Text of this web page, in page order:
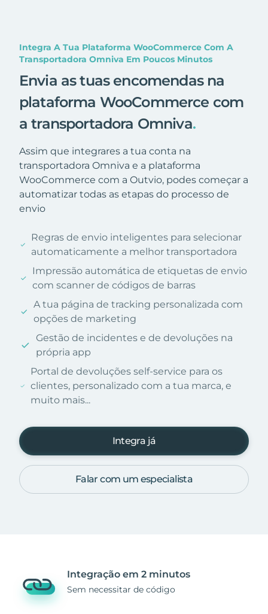
Integra A Tua Plataforma WooCommerce Com A
Transportadora Omniva Em Poucos Minutos
Envia as tuas encomendas na
plataforma WooCommerce com
a transportadora Omniva.
Assim que integrares a tua conta na
transportadora Omniva e a plataforma
WooCommerce com a Outvio, podes começar a
automatizar todas as etapas do processo de
envio
Regras de envio inteligentes para selecionar
automaticamente a melhor transportadora
Impressão automática de etiquetas de envio
com scanner de códigos de barras
A tua página de tracking personalizada com
opções de marketing
Gestão de incidentes e de devoluções na
própria app
Portal de devoluções self-service para os
clientes, personalizado com a tua marca, e
muito mais...
Integra já
Falar com um especialista
Integração em 2 minutos
Sem necessitar de código